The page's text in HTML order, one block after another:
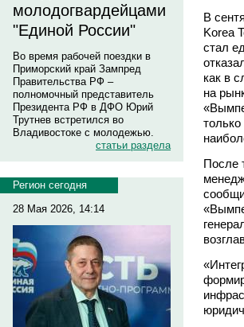
молодогвардейцами
"Единой России"
Во время рабочей поездки в
Приморский край Зампред
Правительства РФ –
полномочный представитель
Президента РФ в ДФО Юрий
Трутнев встретился во
Владивостоке с молодежью.
статьи раздела
Регион сегодня
28 Мая 2026, 14:14
В
Korea
стал
как в
на
После